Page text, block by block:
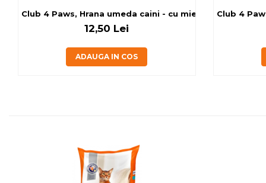
Club 4 Paws, Hrana umeda caini - cu miel, set 5+1, 6x80
12,50 Lei
ADAUGA IN COS
Club 4